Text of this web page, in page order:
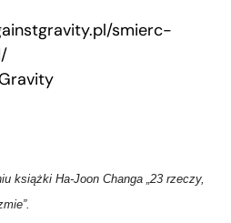
smierc-
książki Ha-Joon Changa „23 rzeczy,